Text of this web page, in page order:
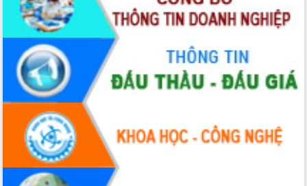
Phó Thủ tướng Hồ Quốc Dũng đánh giá
cao kết quả Chiến dịch Quang Trung
tại Đắk Lắk
Hội nghị Ban Chấp hành Đảng bộ tỉnh
Đắk Lắk lần thứ 2 (mở rộng)
Tập trung giải phóng mặt bằng, đẩy
nhanh tiến độ Tuyến đường bộ ven
Gỡ khó, khởi công xây dựng, sửa chữa
toàn bộ nhà ở cho hộ dân đúng tiến độ
đề ra
UBND tỉnh Đắk Lắk tổng kết công tác